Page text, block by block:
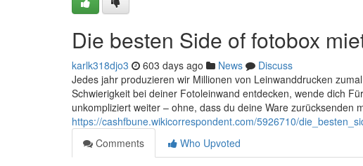
Die besten Side of fotobox
karlk318djo3 603 days ago News
Discuss
Jedes jahr produzieren wir Millionen von Leinwanddrucken
Schwierigkeit bei deiner Fotoleinwand entdecken, wende dich
unkompliziert weiter – ohne, dass du deine Ware
https://cashfbune.wikicorrespondent.com/5926710/
Comments
Who Upvoted